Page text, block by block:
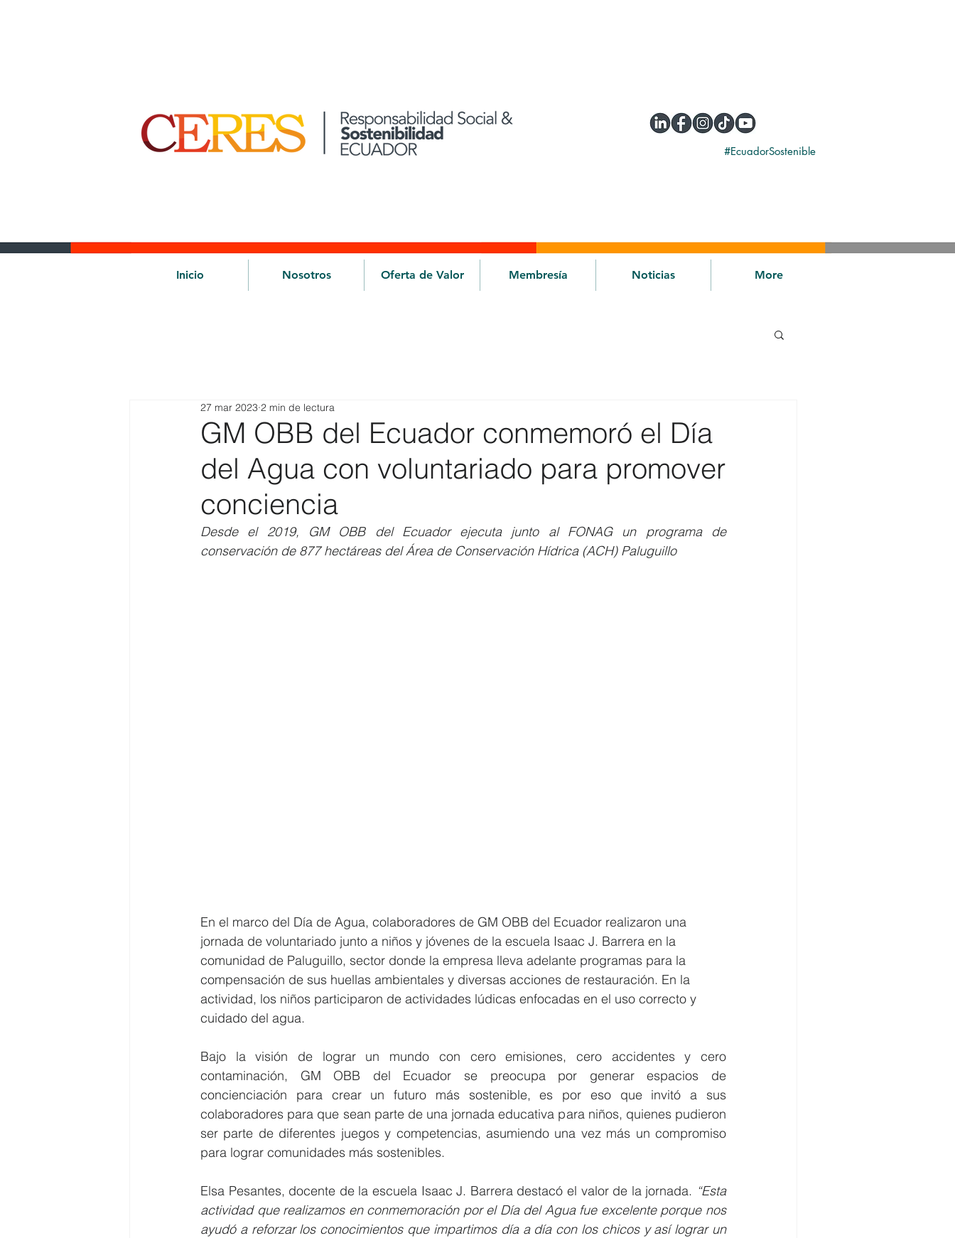
#EcuadorSostenible
Inicio Nosotros Oferta de Valor Membresía Noticias More
GM OBB del Ecuador conmemoró el Día
del Agua con voluntariado para promover
conciencia
27 mar 2023 2 min de lectura
Desde el 2019, GM OBB del Ecuador ejecuta junto al FONAG un programa de
conservación de 877 hectáreas del Área de Conservación Hídrica (ACH) Paluguillo
En el marco del Día de Agua, colaboradores de GM OBB del Ecuador realizaron una
jornada de voluntariado junto a niños y jóvenes de la escuela Isaac J. Barrera en la
comunidad de Paluguillo, sector donde la empresa lleva adelante programas para la
compensación de sus huellas ambientales y diversas acciones de restauración. En la
actividad, los niños participaron de actividades lúdicas enfocadas en el uso correcto y
cuidado del agua.
Bajo la visión de lograr un mundo con cero emisiones, cero accidentes y cero
contaminación, GM OBB del Ecuador se preocupa por generar espacios de
concienciación para crear un futuro más sostenible, es por eso que invitó a sus
colaboradores para que sean parte de una jornada educativa para niños, quienes pudieron
ser parte de diferentes juegos y competencias, asumiendo una vez más un compromiso
para lograr comunidades más sostenibles.
Elsa Pesantes, docente de la escuela Isaac J. Barrera destacó el valor de la jornada. “Esta
actividad que realizamos en conmemoración por el Día del Agua fue excelente porque nos
ayudó a reforzar los conocimientos que impartimos día a día con los chicos y así lograr un